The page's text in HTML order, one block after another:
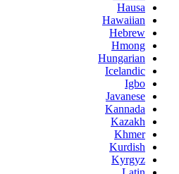
Hausa
Hawaiian
Hebrew
Hmong
Hungarian
Icelandic
Igbo
Javanese
Kannada
Kazakh
Khmer
Kurdish
Kyrgyz